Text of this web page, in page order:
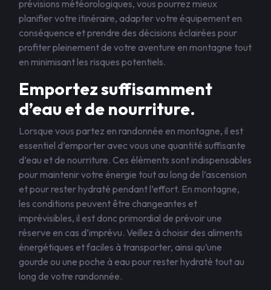
prévisions météorologiques, vous pourrez mieux
planifier votre itinéraire, adapter votre équipement en
conséquence et prendre des décisions éclairées pour
profiter pleinement de votre aventure en montagne tout
en minimisant les risques potentiels.
Emportez suffisamment
d’eau et de nourriture.
Lorsque vous partez en randonnée en montagne, il est
essentiel d’emporter avec vous une quantité suffisante
d’eau et de nourriture. Ces éléments sont indispensables
pour maintenir votre énergie tout au long de l’ascension
et pour rester hydraté pendant l’effort. En montagne,
les conditions peuvent être changeantes et
imprévisibles, il est donc primordial de prévoir une
réserve en cas d’imprévu. Veillez à choisir des aliments
énergétiques et faciles à transporter, ainsi qu’une
gourde ou une poche à eau pour rester hydraté tout au
long de votre randonnée.